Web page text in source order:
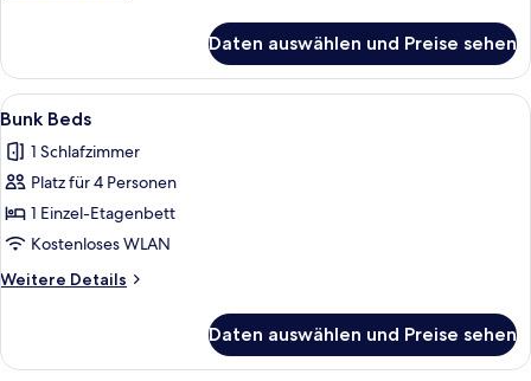
rollstuhlgeeignete
Dusche
Daten auswählen und Preise sehen
Alle
Fotos
für
Bunk
Beds
anzeigen
Ein Schlafraum mit Etagenbetten,
5
Bunk Beds
1 Schlafzimmer
Platz für 4 Personen
1 Einzel-Etagenbett
Kostenloses WLAN
Weitere Details
Weitere
Beds
Daten auswählen und Preise sehen